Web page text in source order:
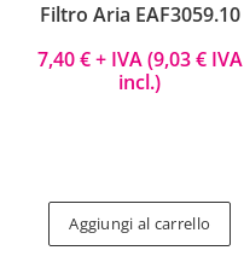
Filtro Aria EAF3059.10
7,40€+ IVA (9,03€IVA
incl.)
Aggiungi al carrello